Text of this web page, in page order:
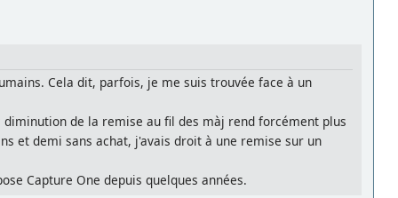
Cela dit, parfois, je me suis trouvée face à un
de la remise au fil des màj rend forcément plus
et demi sans achat, j'avais droit à une remise sur un
Capture One depuis quelques années.